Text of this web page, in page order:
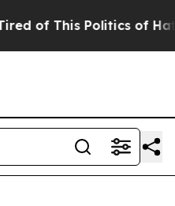
This Politics of Hatred”